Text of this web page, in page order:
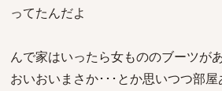
ってたんだよ
んで家はいったら女もののブーツが
おいおいまさか･･･とか思いつつ部屋